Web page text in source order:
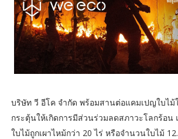
บริษัท วี อีโค จำกัด พร้อมสานต่อแคมเปญใบไม้ใ
กระตุ้นให้เกิดการมีส่วนร่วมลดสภาวะโลกร้อน
ใบไม้ถูกเผาไหม้กว่า 20 ไร่ หรือจำนวนใบไม้